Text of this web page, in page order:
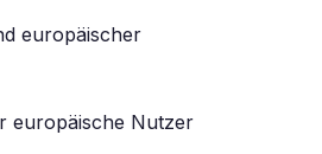
europäischer
europäische Nutzer